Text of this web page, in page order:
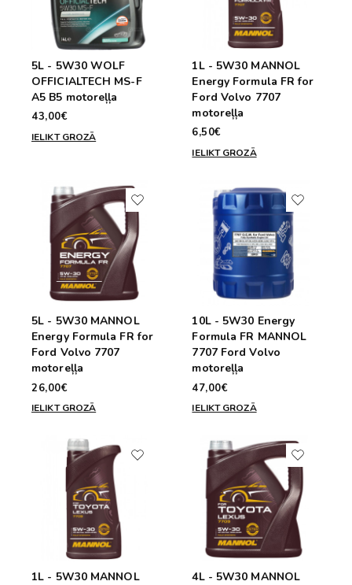
5L - 5W30 WOLF
OFFICIALTECH MS-F
A5 B5 motoreļļa
43,00€
IELIKT GROZĀ
1L - 5W30 MANNOL
Energy Formula FR for
Ford Volvo 7707
motoreļļa
6,50€
IELIKT GROZĀ
5L - 5W30 MANNOL
Energy Formula FR for
Ford Volvo 7707
motoreļļa
26,00€
IELIKT GROZĀ
10L - 5W30 Energy
Formula FR MANNOL
7707 Ford Volvo
motoreļļa
47,00€
IELIKT GROZĀ
1L - 5W30 MANNOL 4L - 5W30 MANNOL